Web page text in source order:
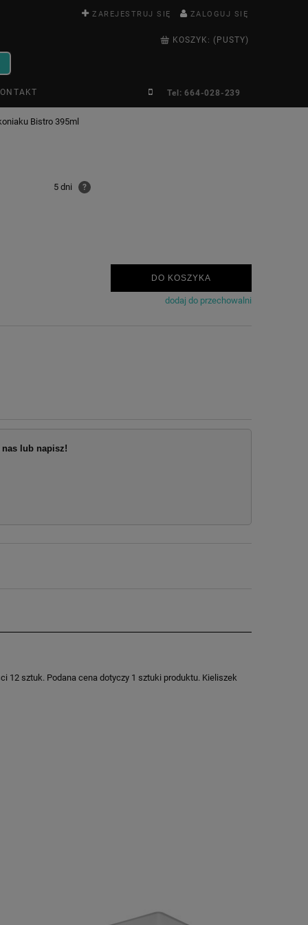
ZAREJESTRUJ SIĘ ZALOGUJ SIĘ
KOSZYK: (PUSTY)
Tel: 664-028-239
Bistro 395ml
5 dni ?
DO KOSZYKA
dodaj do przechowalni
lub napisz!
12 sztuk. Podana cena dotyczy 1 sztuki produktu. Kieliszek